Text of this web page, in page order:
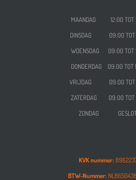
MAANDAG 12:00 TOT
DINSDAG 09:00 TOT
WOENSDAG 09:00 TOT
DONDERDAG 09:00 TOT
VRIJDAG
09:00 TOT
ZATERDAG 09:00 TOT
ZONDAG
KVK nummer:
BTW-Nummer: